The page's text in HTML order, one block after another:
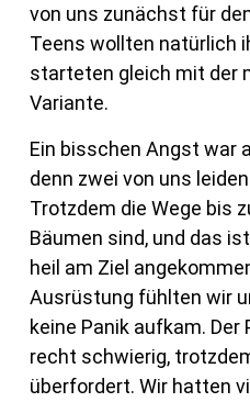
von uns zunächst für
Teens wollten natürlich
starteten gleich mit der
Variante.
Ein bisschen Angst war
denn zwei von uns
Trotzdem die Wege bis
Bäumen sind, und das
heil am Ziel
Ausrüstung fühlten wir
keine Panik aufkam.
recht schwierig,
überfordert. Wir hatten